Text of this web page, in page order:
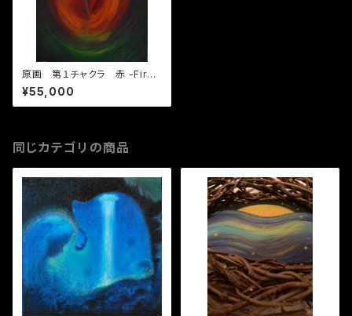
原画 第１チャクラ 赤 -First
chakra Red
¥55,000
同じカテゴリの商品